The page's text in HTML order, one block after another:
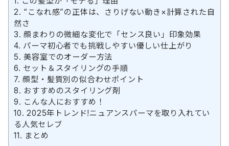
2. “こなれ感”の正体は、さりげない動き×計算された自
然さ
3. 顔まわりの微細な変化で「センス良い」印象効果
4. パーマ初心者でも挑戦しやすい優しい仕上がり
5. 美容室でのオーダー方法
6. セット＆スタイリングの手順
7. 顔型・髪質別の似合わせポイント
8. おすすめのスタイリング剤
9. こんな人におすすめ！
10. 2025年トレンド!ニュアンスパーマを取り入れてい
る人気セレブ
11. まとめ